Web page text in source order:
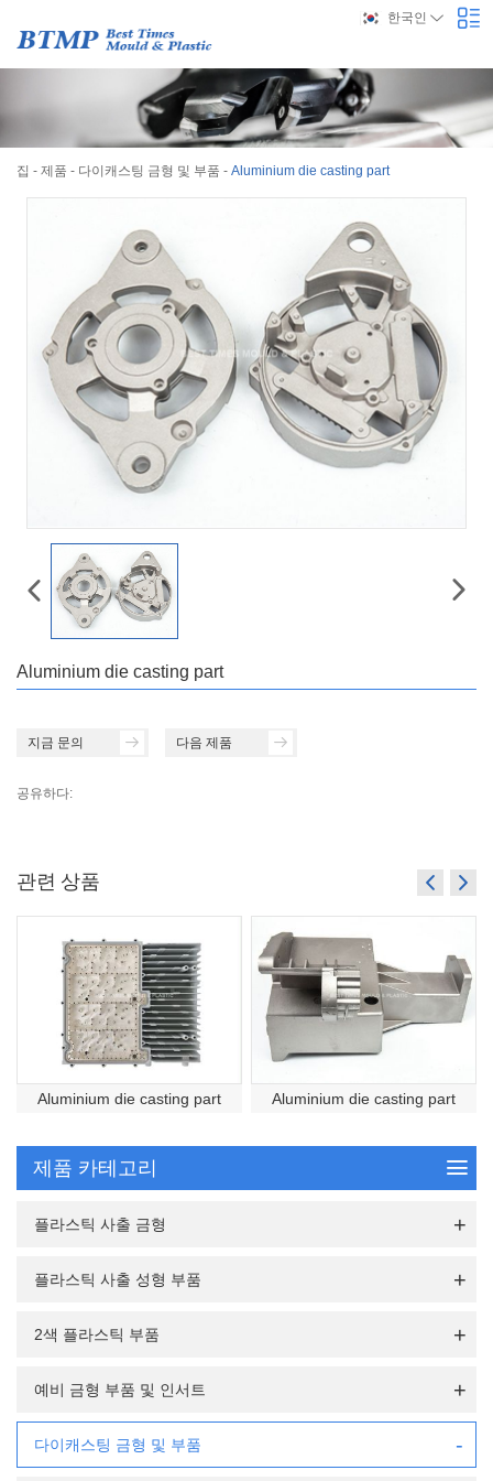
한국인
집 - 제품 - 다이캐스팅 금형 및 부품 - Aluminium die casting part
Aluminium die casting part
지금 문의 다음 제품
공유하다:
관련 상품
Aluminium die casting part Aluminium die casting part
제품 카테고리
플라스틱 사출 금형
플라스틱 사출 성형 부품
2색 플라스틱 부품
예비 금형 부품 및 인서트
다이캐스팅 금형 및 부품